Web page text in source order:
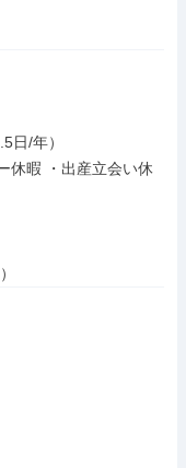
日/年）
休暇 ・出産立会い休